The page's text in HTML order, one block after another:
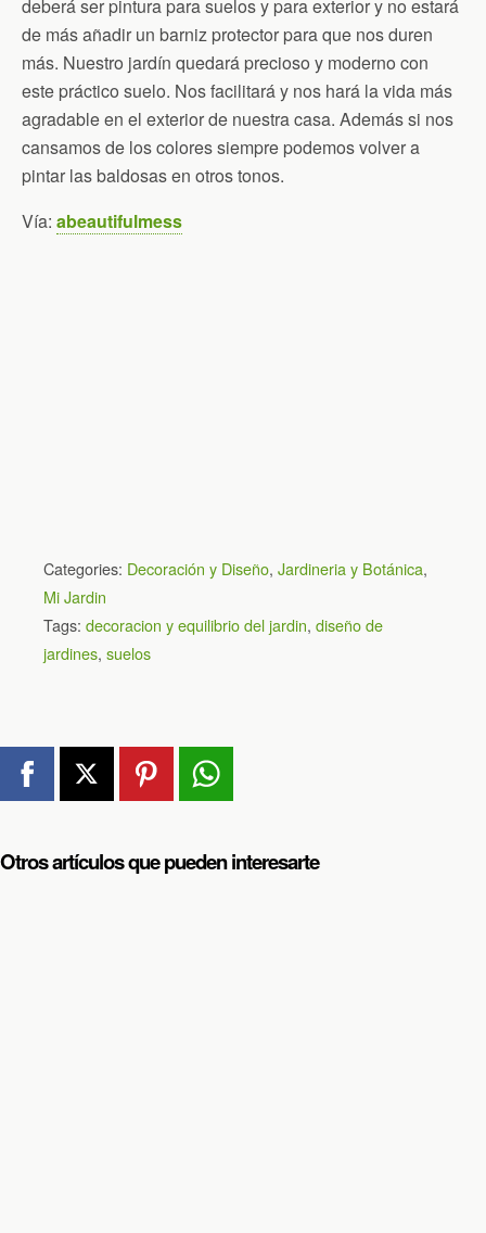
deberá ser pintura para suelos y para exterior y no estará
de más añadir un barniz protector para que nos duren
más. Nuestro jardín quedará precioso y moderno con
este práctico suelo. Nos facilitará y nos hará la vida más
agradable en el exterior de nuestra casa. Además si nos
cansamos de los colores siempre podemos volver a
pintar las baldosas en otros tonos.
Vía: abeautifulmess
Categories: Decoración y Diseño, Jardineria y Botánica,
Mi Jardin
Tags: decoracion y equilibrio del jardin, diseño de
jardines, suelos
Otros artículos que pueden interesarte